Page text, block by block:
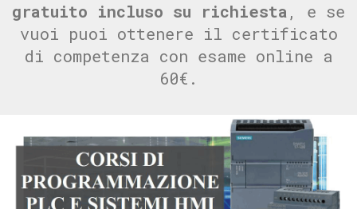
gratuito incluso su richiesta , e se
vuoi puoi ottenere il certificato
di competenza con esame online a
60€.